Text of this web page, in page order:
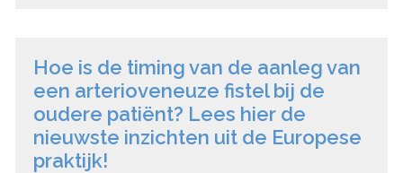
Hoe is de timing van de aanleg van
een arterioveneuze fistel bij de
oudere patiënt? Lees hier de
nieuwste inzichten uit de Europese
praktijk!